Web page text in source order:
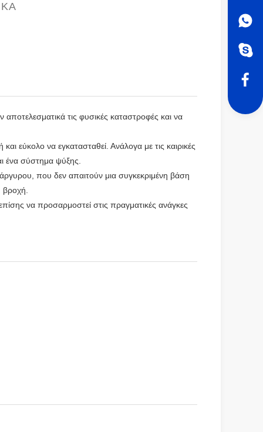
τις φυσικές καταστροφές και να
εύκολο να εγκατασταθεί. Ανάλογα με τις καιρικές
ένα σύστημα ψύξης.
που δεν απαιτούν μια συγκεκριμένη βάση
να προσαρμοστεί στις πραγματικές ανάγκες